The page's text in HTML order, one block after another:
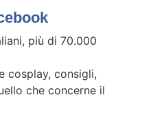
più di 70.000
cosplay, consigli,
che concerne il